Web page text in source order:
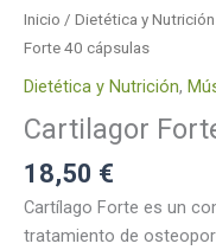
Inicio / Dietética y Nutrición
Forte 40 cápsulas
Dietética y Nutrición,
Cartilagor
18,50 €
Cartílago Forte es un
tratamiento de
40
cápsulas